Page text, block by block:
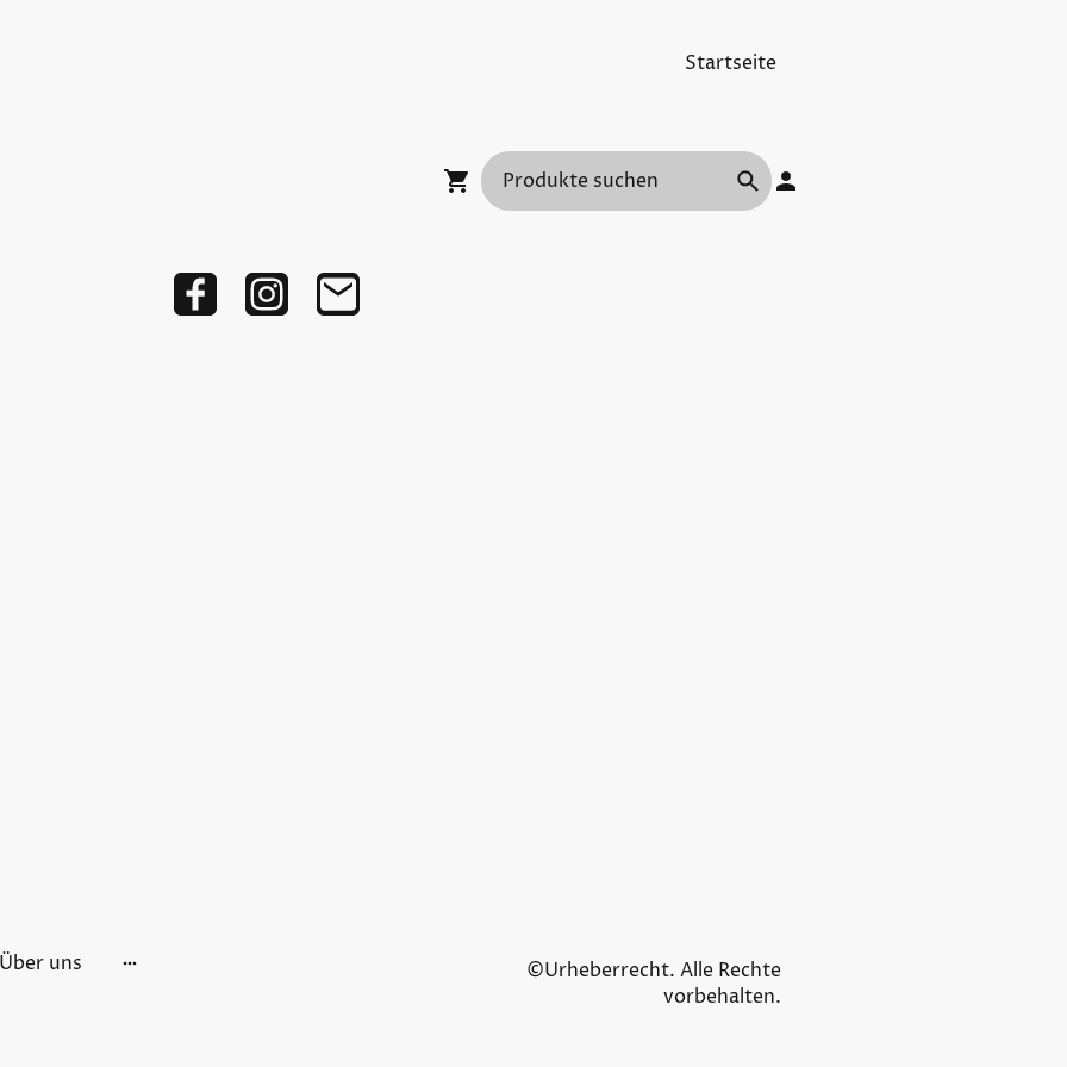
Startseite
Über uns
©Urheberrecht. Alle Rechte
vorbehalten.